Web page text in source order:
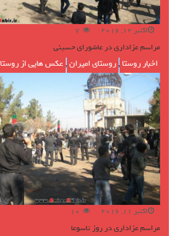
اکتبر 12, 2016 7
مراسم عزاداری در عاشورای حسینی
اخبار روستا ,روستای امیران,عکس هایی از روستا
اکتبر 11, 2016 10
مراسم عزاداری در روز تاسوعا